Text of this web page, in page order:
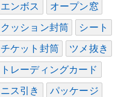
エンボス オープン窓
クッション封筒 シート
チケット封筒 ツメ抜き
トレーディングカード
ニス引き パッケージ